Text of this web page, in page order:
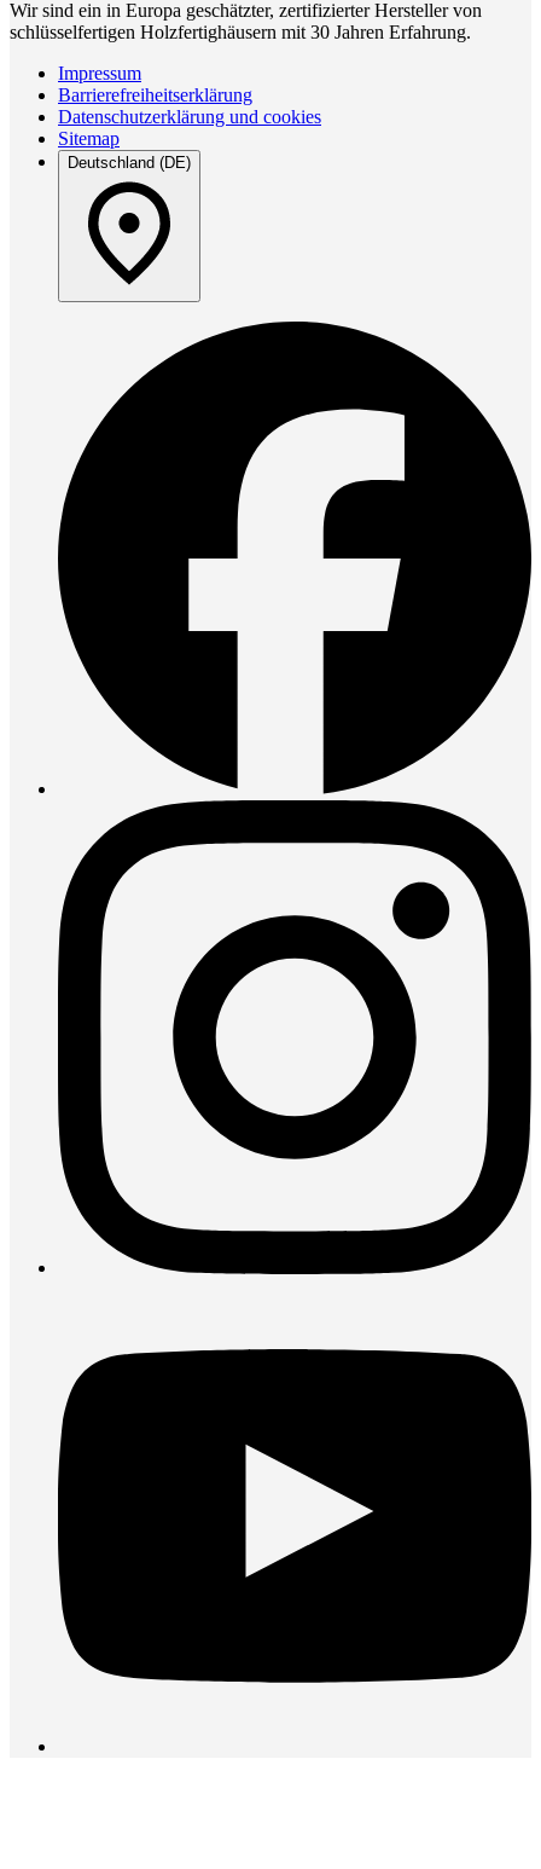
Wir sind ein in Europa geschätzter, zertifizierter Hersteller von
schlüsselfertigen Holzfertighäusern mit 30 Jahren Erfahrung.
Impressum
Barrierefreiheitserklärung
Datenschutzerklärung und cookies
Sitemap
Deutschland (DE)